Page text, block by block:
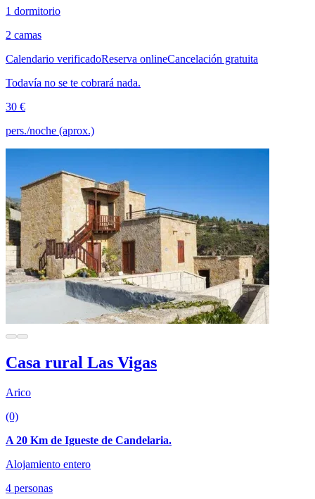
1 dormitorio
2 camas
Calendario verificadoReserva onlineCancelación gratuita
Todavía no se te cobrará nada.
30 €
pers./noche (aprox.)
Casa rural Las Vigas
Arico
(0)
A 20 Km de Igueste de Candelaria.
Alojamiento entero
4 personas